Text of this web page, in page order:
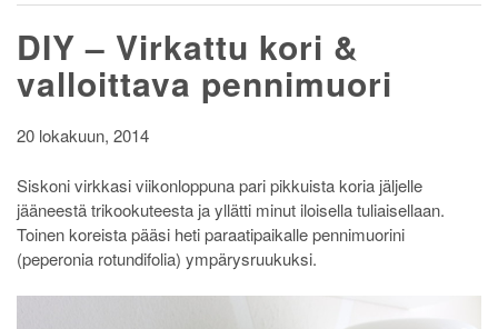
DIY – Virkattu kori &
valloittava pennimuori
20 lokakuun, 2014
Siskoni virkkasi viikonloppuna pari pikkuista koria jäljelle
jääneestä trikookuteesta ja yllätti minut iloisella tuliaisellaan.
Toinen koreista pääsi heti paraatipaikalle pennimuorini
(peperonia rotundifolia) ympärysruukuksi.